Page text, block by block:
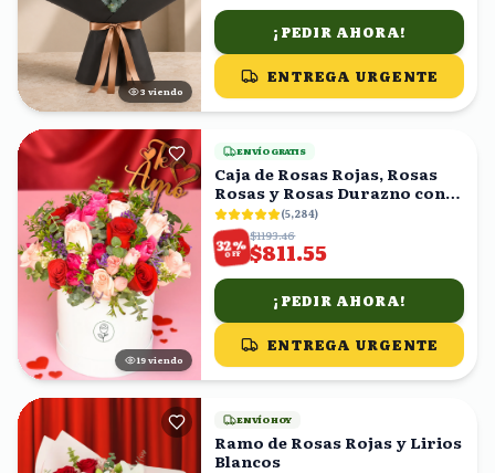
3 viendo
¡PEDIR AHORA!
ENTREGA URGENTE
18 viendo
ENVÍO GRATIS
Caja de Rosas Rojas, Rosas
Rosas y Rosas Durazno con
Topper 'Te Amo'
(5,284)
32%
OFF
$1193.46
$811.55
¡PEDIR AHORA!
ENTREGA URGENTE
ENVÍO HOY
Ramo de Rosas Rojas y Lirios
Blancos